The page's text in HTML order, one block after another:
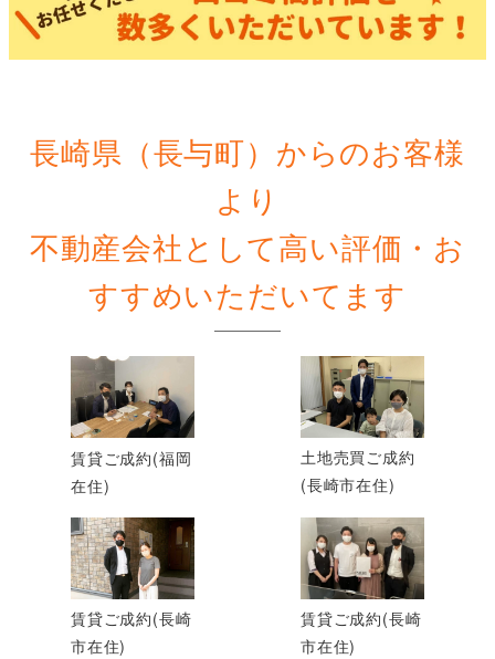
長崎県（長与町）からのお客様
より
不動産会社として高い評価・お
すすめいただいてます
賃貸ご成約(福岡
在住)
土地売買ご成約
(長崎市在住)
賃貸ご成約(長崎
市在住)
賃貸ご成約(長崎
市在住)